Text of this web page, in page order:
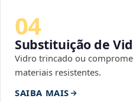
04
Substituição de
Vidro trincado ou
materiais resistentes.
SAIBA MAIS